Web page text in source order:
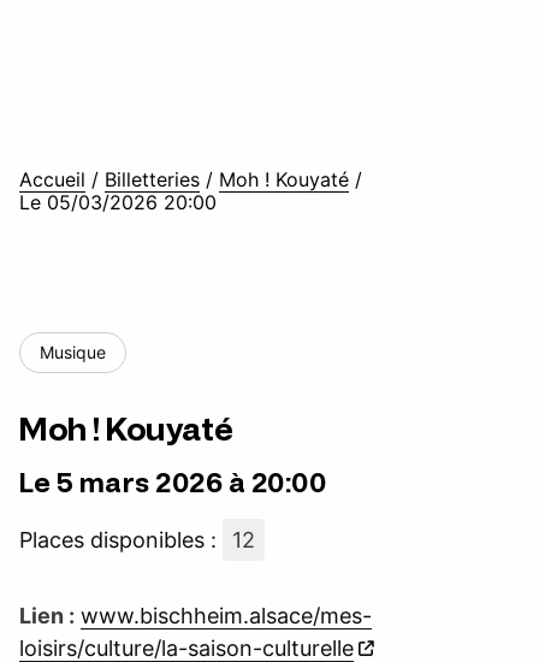
Accueil / Billetteries / Moh ! Kouyaté /
Le 05/03/2026 20:00
Musique
Moh ! Kouyaté
Le 5 mars 2026 à 20:00
Places disponibles : 12
Lien : www.bischheim.alsace/mes-
loisirs/culture/la-saison-culturelle